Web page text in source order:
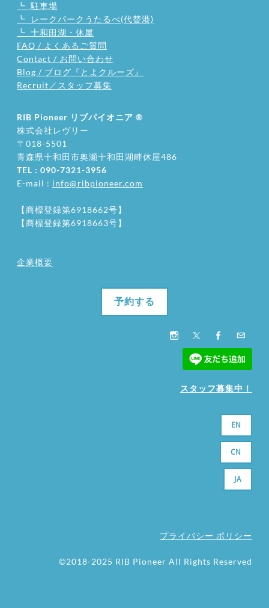
┗ 駐車場
┗ レークパークうたるべ(代替港)
┗ 十和田湖・休屋
FAQ / よくあるご質問
Contact / お問い合わせ
Blog / ブログ『とよクルーズ』
Recruit／スタッフ募集
RIB Pioneer リブパイオニア ®
株式会社レヴリー
〒018-5501
​青森県十和田市奥瀬十和田湖畔休屋486
TEL : 090-7321-3956
E-mail : info@ribpioneer.com
【商標登録第6918662号】
【商標登録第6918663号】
企業概要
予約する
スタッフ募集中！
EN
CN
JA
プライバシー ポリシー
©2018-2025 RIB Pioneer All Rights Reserved